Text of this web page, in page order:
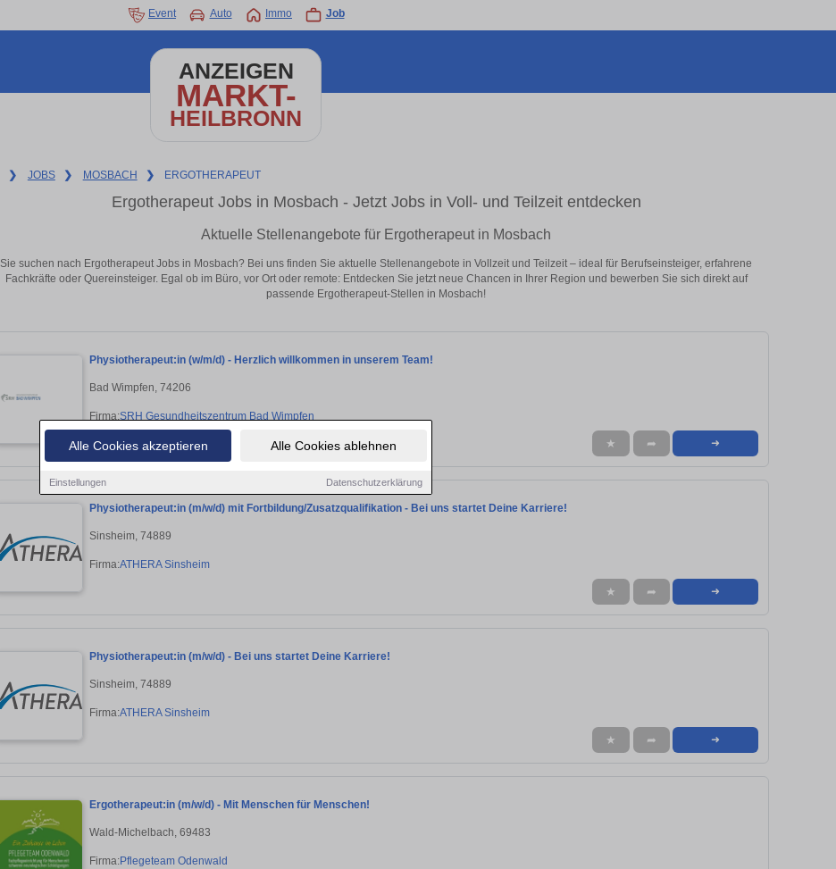
Alle Cookies akzeptieren Alle Cookies ablehnen
Einstellungen Datenschutzerklärung
Event Auto Immo Job
ANZEIGEN
MARKT-
HEILBRONN
❯ JOBS ❯ MOSBACH ❯ ERGOTHERAPEUT
Ergotherapeut Jobs in Mosbach - Jetzt Jobs in Voll- und Teilzeit entdecken
Aktuelle Stellenangebote für Ergotherapeut in Mosbach
Sie suchen nach Ergotherapeut Jobs in Mosbach? Bei uns finden Sie aktuelle Stellenangebote in Vollzeit und Teilzeit – ideal für Berufseinsteiger, erfahrene
Fachkräfte oder Quereinsteiger. Egal ob im Büro, vor Ort oder remote: Entdecken Sie jetzt neue Chancen in Ihrer Region und bewerben Sie sich direkt auf
passende Ergotherapeut-Stellen in Mosbach!
Physiotherapeut:in (w/m/d) - Herzlich willkommen in unserem Team!
Bad Wimpfen, 74206
Firma:SRH Gesundheitszentrum Bad Wimpfen
★ ➦ ➜
Physiotherapeut:in (m/w/d) mit Fortbildung/Zusatzqualifikation - Bei uns startet Deine Karriere!
Sinsheim, 74889
Firma:ATHERA Sinsheim
★ ➦ ➜
Physiotherapeut:in (m/w/d) - Bei uns startet Deine Karriere!
Sinsheim, 74889
Firma:ATHERA Sinsheim
★ ➦ ➜
Ergotherapeut:in (m/w/d) - Mit Menschen für Menschen!
Wald-Michelbach, 69483
Firma:Pflegeteam Odenwald